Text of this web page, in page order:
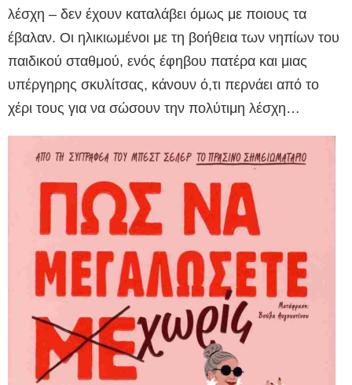
λέσχη – δεν έχουν καταλάβει όμως με ποιους τα
έβαλαν. Οι ηλικιωμένοι με τη βοήθεια των νηπίων του
παιδικού σταθμού, ενός έφηβου πατέρα και μιας
υπέργηρης σκυλίτσας, κάνουν ό,τι περνάει από το
χέρι τους για να σώσουν την πολύτιμη λέσχη…